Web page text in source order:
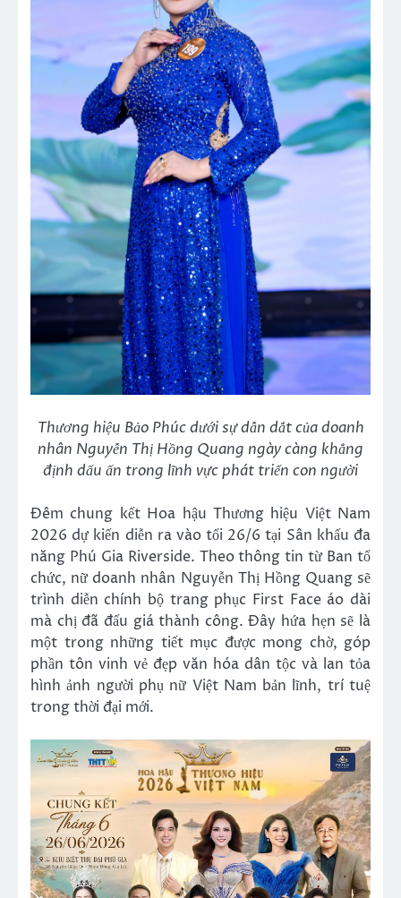
Thương hiệu Bảo Phúc dưới sự dẫn dắt của doanh
nhân Nguyễn Thị Hồng Quang ngày càng khẳng
định dấu ấn trong lĩnh vực phát triển con người
Đêm chung kết Hoa hậu Thương hiệu Việt Nam
2026 dự kiến diễn ra vào tối 26/6 tại Sân khấu đa
năng Phú Gia Riverside. Theo thông tin từ Ban tổ
chức, nữ doanh nhân Nguyễn Thị Hồng Quang sẽ
trình diễn chính bộ trang phục First Face áo dài
mà chị đã đấu giá thành công. Đây hứa hẹn sẽ là
một trong những tiết mục được mong chờ, góp
phần tôn vinh vẻ đẹp văn hóa dân tộc và lan tỏa
hình ảnh người phụ nữ Việt Nam bản lĩnh, trí tuệ
trong thời đại mới.